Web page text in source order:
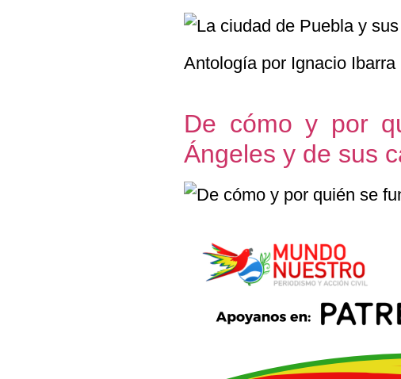
Antología por Ignacio Ibarra
De cómo y por
Ángeles y de sus